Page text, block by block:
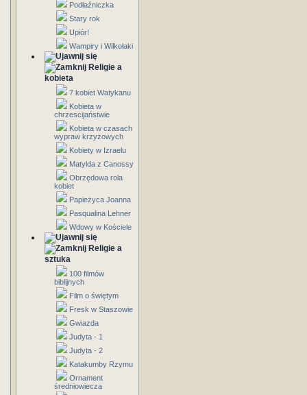
Podłaźniczka
Stary rok
Upiór!
Wampiry i Wilkołaki
Religie a
kobieta
7 kobiet Watykanu
Kobieta w
chrzescijaństwie
Kobieta w czasach
wypraw krzyżowych
Kobiety w Izraelu
Matylda z Canossy
Obrzędowa rola
kobiet
Papieżyca Joanna
Pasqualina Lehner
Wdowy w Kościele
Religie a
sztuka
100 filmów
biblijnych
Film o świętym
Fresk w Staszowie
Gwiazda
Judyta - 1
Judyta - 2
Katakumby Rzymu
Ornament
średniowiecza